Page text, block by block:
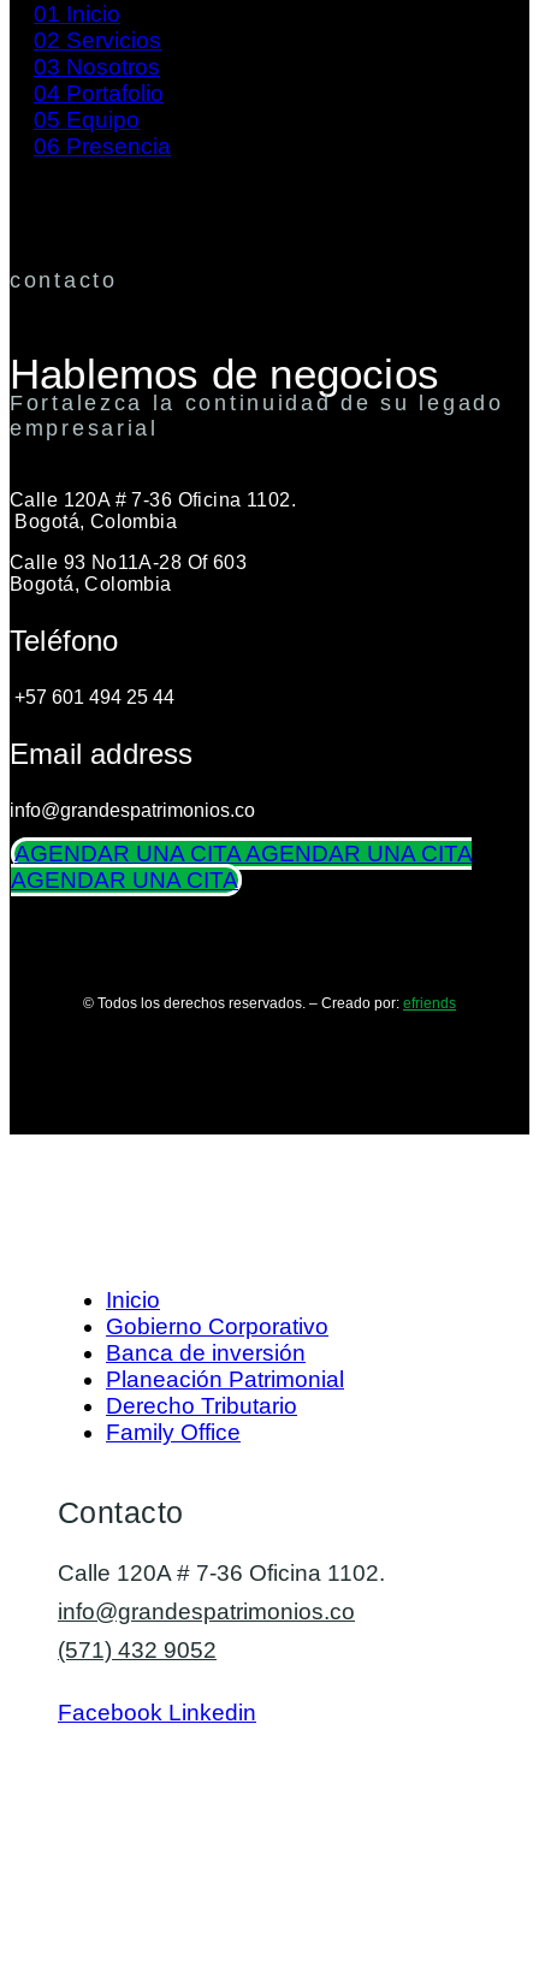
01 Inicio
02 Servicios
03 Nosotros
04 Portafolio
05 Equipo
06 Presencia
contacto
Hablemos de negocios
Fortalezca la continuidad de su legado
empresarial
Calle 120A # 7-36 Oficina 1102.
Bogotá, Colombia
Calle 93 No11A-28 Of 603
Bogotá, Colombia
Teléfono
+57 601 494 25 44
Email address
info@grandespatrimonios.co
AGENDAR UNA CITAAGENDAR UNA CITA
AGENDAR UNA CITA
© Todos los derechos reservados. – Creado por: efriends
Inicio
Gobierno Corporativo
Banca de inversión
Planeación Patrimonial
Derecho Tributario
Family Office
Contacto
Calle 120A # 7-36 Oficina 1102.
info@grandespatrimonios.co
(571) 432 9052
Facebook Linkedin